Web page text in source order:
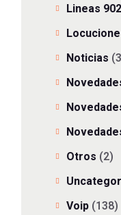
Lineas 902
Noticias
Otros (2)
Voip (138)